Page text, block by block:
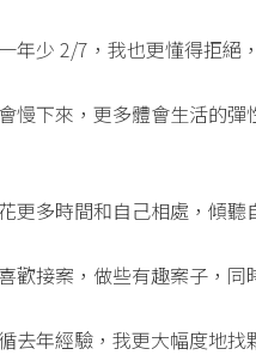
年少 2/7，我也更懂得拒絕
慢下來，更多體會生活的
更多時間和自己相處，傾
歡接案，做些有趣案子，同
去年經驗，我更大幅度地